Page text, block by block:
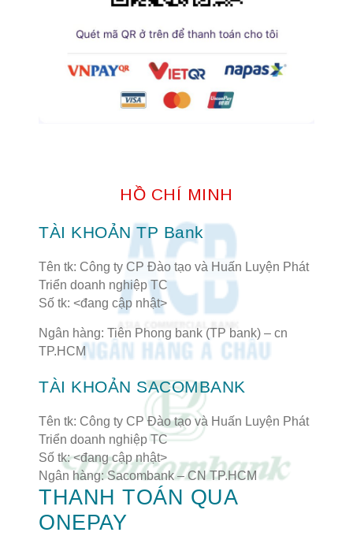
HỒ CHÍ MINH
TÀI KHOẢN TP Bank
Tên tk: Công ty CP Đào tạo và Huấn Luyện Phát
Triển doanh nghiệp TC
Số tk: <đang cập nhật>
Ngân hàng: Tiên Phong bank (TP bank) – cn
TP.HCM
TÀI KHOẢN SACOMBANK
Tên tk: Công ty CP Đào tạo và Huấn Luyện Phát
Triển doanh nghiệp TC
Số tk: <đang cập nhật>
Ngân hàng: Sacombank – CN TP.HCM
THANH TOÁN QUA
ONEPAY